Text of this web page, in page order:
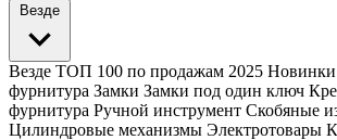
Везде
Везде ТОП 100 по продажам 2025 Новинки
фурнитура Замки Замки под один ключ
фурнитура Ручной инструмент Скобяные
Цилиндровые механизмы Электротовары